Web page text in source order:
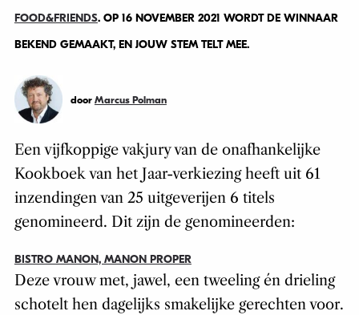
FOOD&FRIENDS. OP 16 NOVEMBER 2021 WORDT DE WINNAAR
BEKEND GEMAAKT, EN JOUW STEM TELT MEE.
door Marcus Polman
Een vijfkoppige vakjury van de onafhankelijke
Kookboek van het Jaar-verkiezing heeft uit 61
inzendingen van 25 uitgeverijen 6 titels
genomineerd. Dit zijn de genomineerden:
BISTRO MANON, MANON PROPER
Deze vrouw met, jawel, een tweeling én drieling
schotelt hen dagelijks smakelijke gerechten voor.